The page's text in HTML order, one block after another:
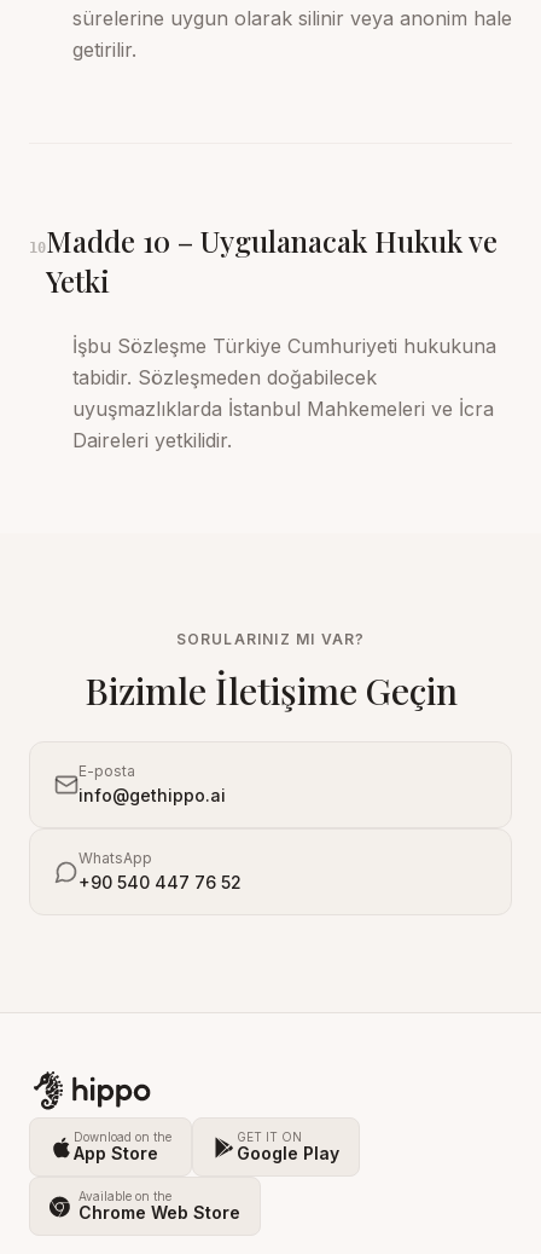
sürelerine uygun olarak silinir veya anonim hale
getirilir.
10Madde 10 – Uygulanacak Hukuk ve
Yetki
İşbu Sözleşme Türkiye Cumhuriyeti hukukuna
tabidir. Sözleşmeden doğabilecek
uyuşmazlıklarda İstanbul Mahkemeleri ve İcra
Daireleri yetkilidir.
SORULARINIZ MI VAR?
Bizimle İletişime Geçin
E-posta
info@gethippo.ai
WhatsApp
+90 540 447 76 52
Download on the
App Store
GET IT ON
Google Play
Available on the
Chrome Web Store